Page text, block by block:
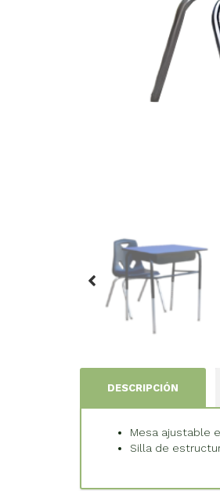
DESCRIPCIÓN
Mesa ajustable
Silla de